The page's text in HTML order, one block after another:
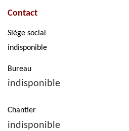
Contact
Siège social
indisponible
Bureau
indisponible
Chantier
indisponible